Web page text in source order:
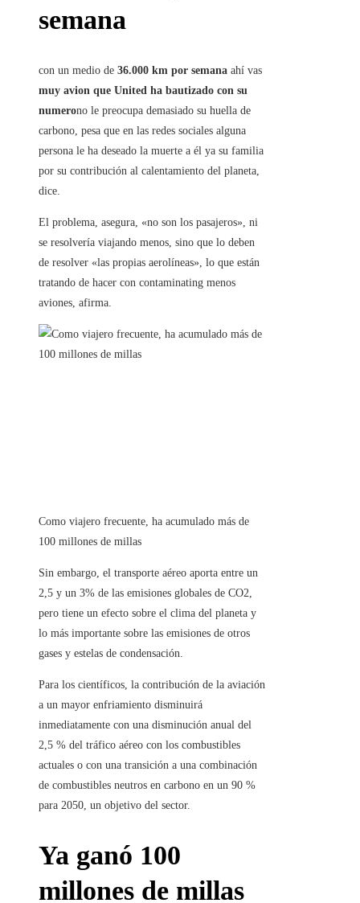
semana
con un medio de 36.000 km por semana ahí vas
muy avion que United ha bautizado con su
numerono le preocupa demasiado su huella de
carbono, pesa que en las redes sociales alguna
persona le ha deseado la muerte a él ya su familia
por su contribución al calentamiento del planeta,
dice.
El problema, asegura, «no son los pasajeros», ni
se resolvería viajando menos, sino que lo deben
de resolver «las propias aerolíneas», lo que están
tratando de hacer con contaminating menos
aviones, afirma.
Como viajero frecuente, ha acumulado más de
100 millones de millas
Sin embargo, el transporte aéreo aporta entre un
2,5 y un 3% de las emisiones globales de CO2,
pero tiene un efecto sobre el clima del planeta y
lo más importante sobre las emisiones de otros
gases y estelas de condensación.
Para los científicos, la contribución de la aviación
a un mayor enfriamiento disminuirá
inmediatamente con una disminución anual del
2,5 % del tráfico aéreo con los combustibles
actuales o con una transición a una combinación
de combustibles neutros en carbono en un 90 %
para 2050, un objetivo del sector.
Ya ganó 100
millones de millas